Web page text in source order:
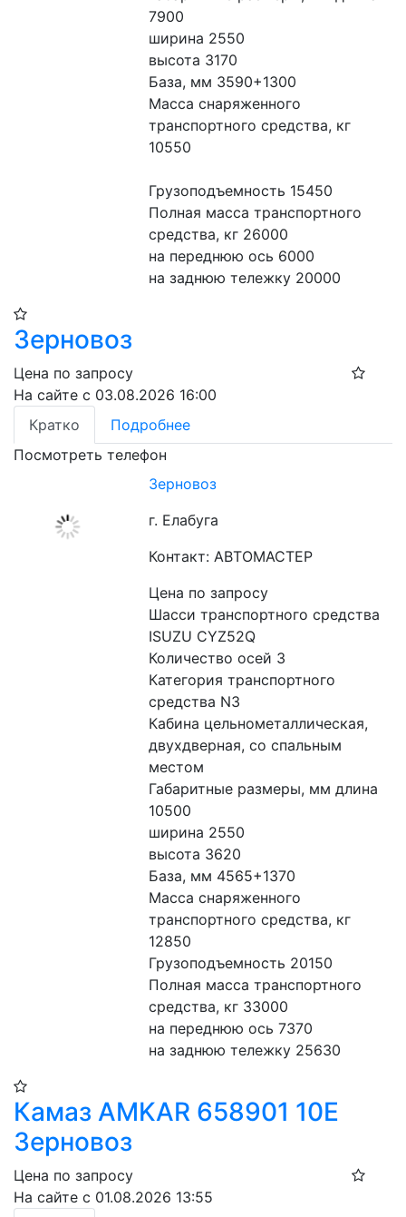
7900
ширина 2550
высота 3170
База, мм 3590+1300
Масса снаряженного
транспортного средства, кг
10550
Грузоподъемность 15450
Полная масса транспортного
средства, кг 26000
на переднюю ось 6000
на заднюю тележку 20000
Зерновоз
Цена по запросу
На сайте с 03.08.2026 16:00
Кратко
Подробнее
Посмотреть телефон
Зерновоз
г. Елабуга
Контакт: АВТОМАСТЕР
Цена по запросу
Шасси транспортного средства
ISUZU CYZ52Q
Количество осей 3
Категория транспортного
средства N3
Кабина цельнометаллическая,
двухдверная, со спальным
местом
Габаритные размеры, мм длина
10500
ширина 2550
высота 3620
База, мм 4565+1370
Масса снаряженного
транспортного средства, кг
12850
Грузоподъемность 20150
Полная масса транспортного
средства, кг 33000
на переднюю ось 7370
на заднюю тележку 25630
Камаз AMKAR 658901 10E
Зерновоз
Цена по запросу
На сайте с 01.08.2026 13:55